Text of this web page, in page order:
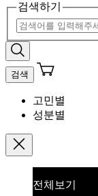
검색하기
검색
고민별
성분별
전체보기